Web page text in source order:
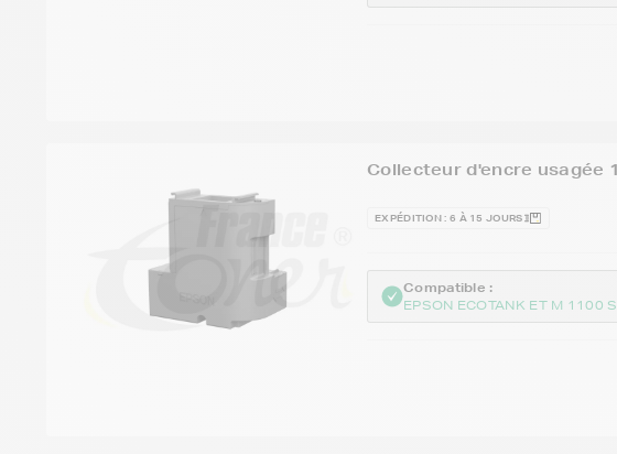
Collecteur d'encre usagée
EXPÉDITION : 6 À 15 JOURS
Compatible :
EPSON ECOTANK ET M 1100